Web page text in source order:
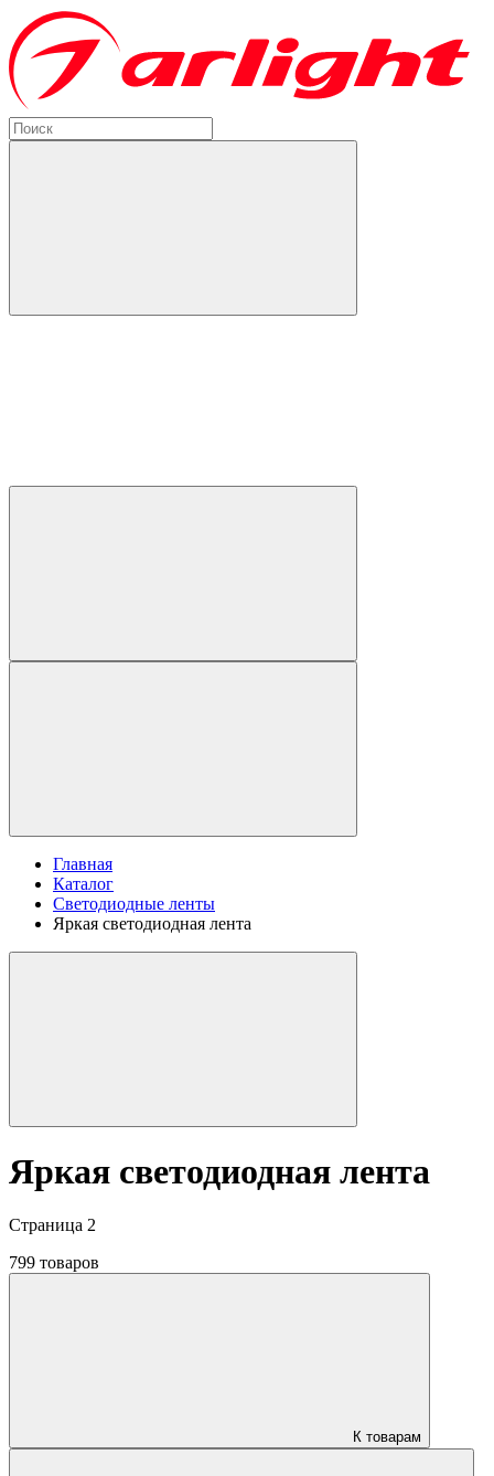
Главная
Каталог
Светодиодные ленты
Яркая светодиодная лента
Яркая светодиодная лента
Страница 2
799 товаров
К товарам